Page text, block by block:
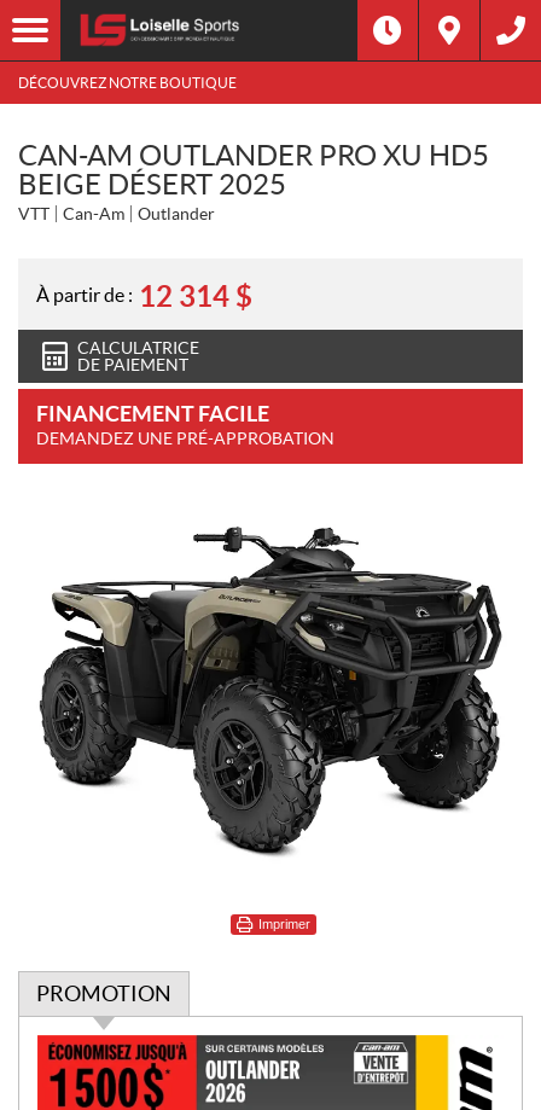
DÉCOUVREZ NOTRE BOUTIQUE
CAN-AM OUTLANDER PRO XU HD5
BEIGE DÉSERT 2025
VTT Can-Am Outlander
À partir de : 12 314 $
CALCULATRICE
DE PAIEMENT
FINANCEMENT FACILE
DEMANDEZ UNE PRÉ-APPROBATION
Imprimer
PROMOTION
P